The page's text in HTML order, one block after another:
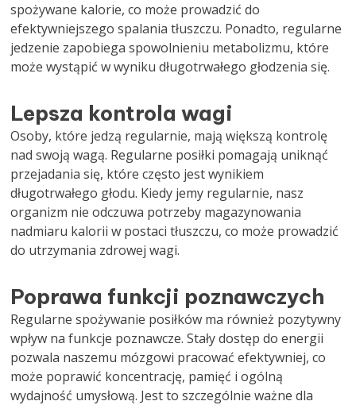
spożywane kalorie, co może prowadzić do
efektywniejszego spalania tłuszczu. Ponadto, regularne
jedzenie zapobiega spowolnieniu metabolizmu, które
może wystąpić w wyniku długotrwałego głodzenia się.
Lepsza kontrola wagi
Osoby, które jedzą regularnie, mają większą kontrolę
nad swoją wagą. Regularne posiłki pomagają uniknąć
przejadania się, które często jest wynikiem
długotrwałego głodu. Kiedy jemy regularnie, nasz
organizm nie odczuwa potrzeby magazynowania
nadmiaru kalorii w postaci tłuszczu, co może prowadzić
do utrzymania zdrowej wagi.
Poprawa funkcji poznawczych
Regularne spożywanie posiłków ma również pozytywny
wpływ na funkcje poznawcze. Stały dostęp do energii
pozwala naszemu mózgowi pracować efektywniej, co
może poprawić koncentrację, pamięć i ogólną
wydajność umysłową. Jest to szczególnie ważne dla